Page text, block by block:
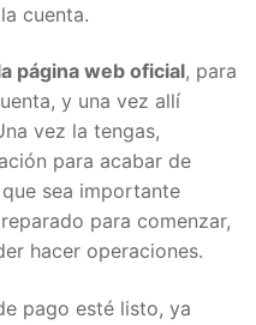
para tener dinero en
página web oficial
cuenta, y una vez
Una vez la tengas,
para acabar de
sea importante
para